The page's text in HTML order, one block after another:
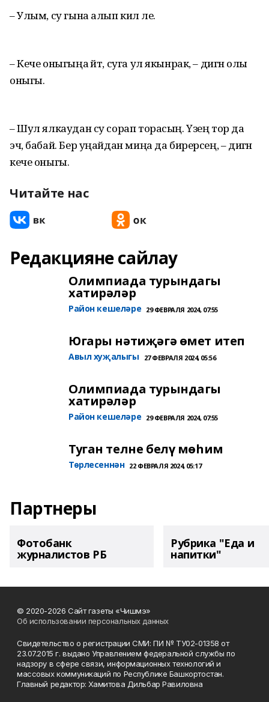
– Улым, су гына алып кил әле.
– Кече оныгыңа әйт, суга ул якынрак, – дигән олы
оныгы.
– Шул ялкаудан су сорап торасың. Үзең тор да
эч, бабай. Бер уңайдан миңа да бирерсең, – дигән
кече оныгы.
Читайте нас
Редакцияне сайлау
Олимпиада турындагы
хатирәләр
Район кешеләре 29 ФЕВРАЛЯ 2024, 07:55
Югары нәтиҗәгә өмет итеп
Авыл хуҗалыгы 27 ФЕВРАЛЯ 2024, 05:56
Олимпиада турындагы
хатирәләр
Район кешеләре 29 ФЕВРАЛЯ 2024, 07:55
Туган телне белү мөһим
Төрлесеннән 22 ФЕВРАЛЯ 2024, 05:17
Партнеры
Фотобанк
журналистов РБ
Рубрика "Еда и
напитки"
© 2020-2026 Сайт газеты «Чишмэ»
Об использовании персональных данных
Свидетельство о регистрации СМИ: ПИ № ТУ02-01358 от
23.07.2015 г. выдано Управлением федеральной службы по
надзору в сфере связи, информационных технологий и
массовых коммуникаций по Республике Башкортостан.
Главный редактор: Хамитова Дильбар Равиловна